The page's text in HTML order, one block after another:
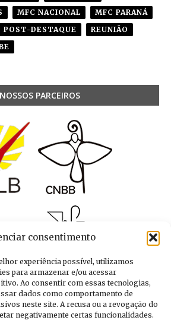
consentimento
experiência possível, utilizamos
para armazenar e/ou acessar
Ao consentir com essas tecnologias,
dados como comportamento de
neste site. A recusa ou a revogação do
negativamente certas funcionalidades.
MFC NACIONAL
MFC PARANÁ
POST-DESTAQUE
REUNIÃO
NOSSOS PARCEIROS